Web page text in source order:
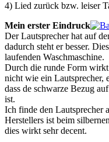
4) Lied zurück bzw. leiser
Mein erster Eindruck
Der Lautsprecher hat auf
dadurch steht er besser.
laufenden Waschmaschine.
Durch die runde Form
nicht wie ein Lautsprecher,
dass de schwarze Bezug
ist.
Ich finde den Lautsprecher
Herstellers ist beim
dies wirkt sehr decent.